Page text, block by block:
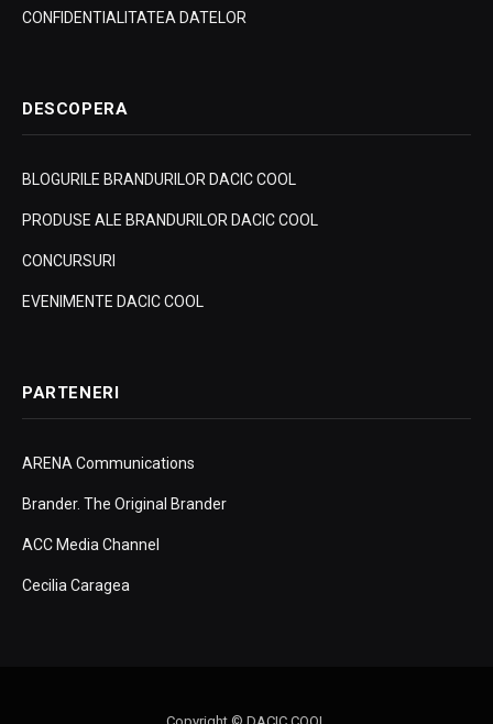
CONFIDENTIALITATEA DATELOR
DESCOPERA
BLOGURILE BRANDURILOR DACIC COOL
PRODUSE ALE BRANDURILOR DACIC COOL
CONCURSURI
EVENIMENTE DACIC COOL
PARTENERI
ARENA Communications
Brander. The Original Brander
ACC Media Channel
Cecilia Caragea